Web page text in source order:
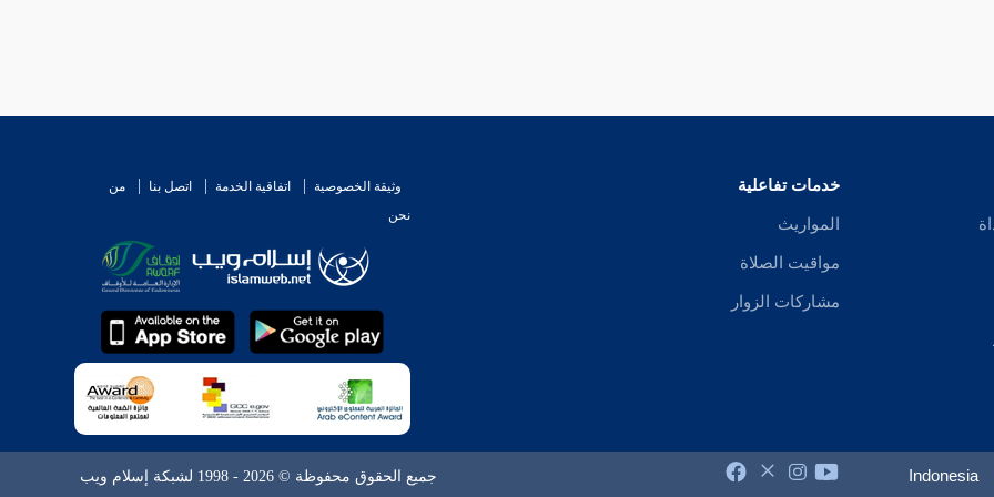
خدمات تفاعلية
المواريث
مواقيت الصلاة
مشاركات الزوار
وثيقة الخصوصية اتفاقية الخدمة اتصل بنا
من
نحن
Indonesia جميع الحقوق محفوظة © 2026 - 1998 لشبكة إسلام ويب